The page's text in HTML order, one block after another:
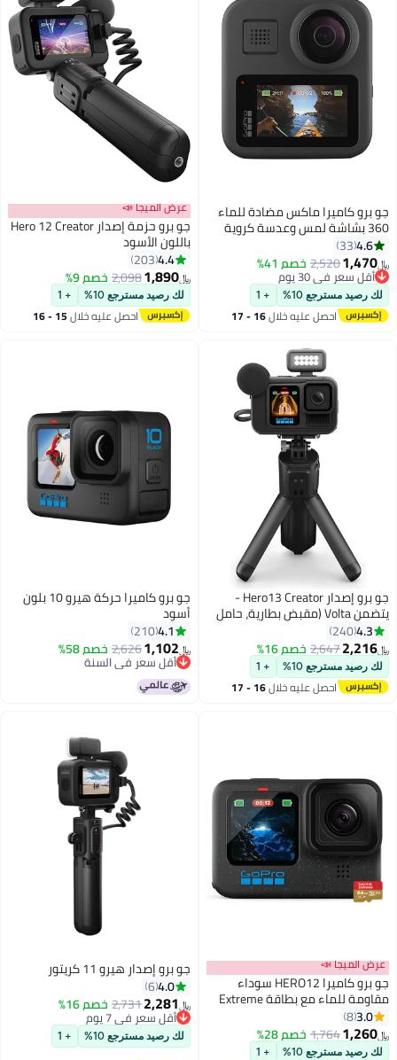
جو برو كاميرا ماكس مضادة للماء
360 بشاشة لمس وعدسة كروية
وخاصية التثبيت أثناء بث الفيديو
المباشر
4.6
33
﷼‏1,470
2,520خصم 41%
أقل سعر في 30 يوم
أقل سعر في 30 يوم
لك رصيد مسترجع 10% + 1
احصل عليه خلال 16 - 17
عرض الميجا 📣
جو برو حزمة إصدار Hero 12 Creator
باللون الأسود
4.4
203
﷼‏1,890
2,098خصم 9%
لك رصيد مسترجع 10% + 1
احصل عليه خلال 15 - 16
جو برو إصدار Hero13 Creator -
يتضمن Volta (مقبض بطارية، حامل
ثلاثي القوائم، جهاز تحكم عن بعد)،
وMedia Mod، وLight Mod، وبطارية
Enduro، وحامل مغناطيسي وحقيبة
حمل
4.3
240
﷼‏2,216
2,647خصم 16%
لك رصيد مسترجع 10% + 1
احصل عليه خلال 16 - 17
جو برو كاميرا حركة هيرو 10 بلون
أسود
4.1
210
﷼‏1,102
2,626خصم 58%
أقل سعر في السنة
باقي 1 وحدات في المخزون
أقل سعر في السنة
عرض الميجا 📣
جو برو كاميرا HERO12 سوداء
مقاومة للماء مع بطاقة Extreme
جيجابايت
3.0
8
﷼‏1,260
1,764خصم 28%
لك رصيد مسترجع 10% + 1
جو برو إصدار هيرو 11 كريتور
4.0
6
﷼‏2,281
2,731خصم 16%
أقل سعر في 7 يوم
أقل سعر في 7 يوم
لك رصيد مسترجع 10% + 1